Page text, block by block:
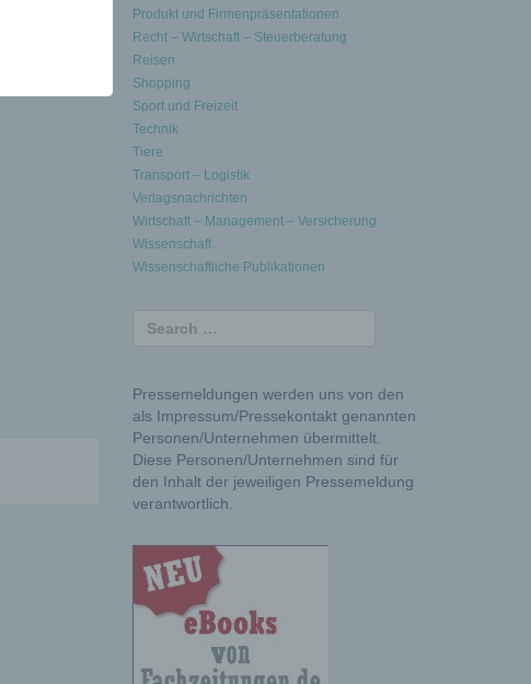
Produkt und Firmenpräsentationen
Recht – Wirtschaft – Steuerberatung
Reisen
Shopping
Sport und Freizeit
Technik
Tiere
Transport – Logistik
Verlagsnachrichten
Wirtschaft – Management – Versicherung
Wissenschaft
Wissenschaftliche Publikationen
Pressemeldungen werden uns von den
als Impressum/Pressekontakt genannten
Personen/Unternehmen übermittelt.
Diese Personen/Unternehmen sind für
den Inhalt der jeweiligen Pressemeldung
verantwortlich.